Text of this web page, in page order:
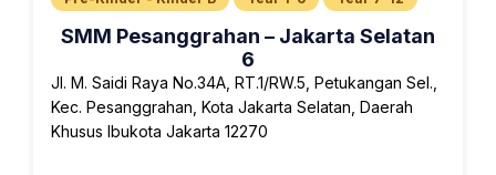
SMM Pesanggrahan – Jakarta Selatan
6
Jl. M. Saidi Raya No.34A, RT.1/RW.5, Petukangan Sel.,
Kec. Pesanggrahan, Kota Jakarta Selatan, Daerah
Khusus Ibukota Jakarta 12270